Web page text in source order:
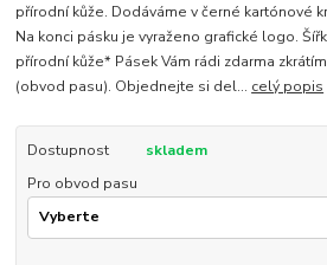
přírodní kůže. Dodáváme v černé kartónové
Na konci pásku je vyraženo grafické logo.
přírodní kůže* Pásek Vám rádi zdarma
(obvod pasu). Objednejte si del... celý popis
Dostupnost
skladem
Pro obvod pasu